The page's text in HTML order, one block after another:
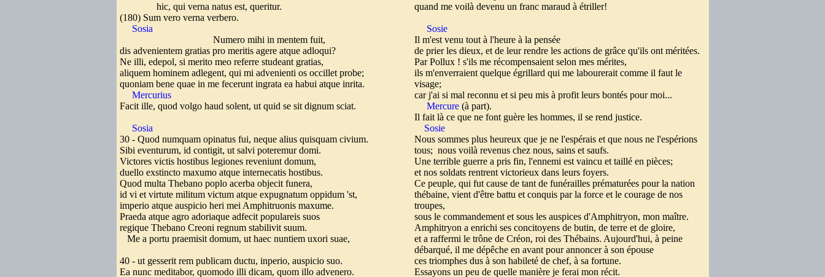
hic, qui verna natus est, queritur.
(180) Sum vero verna verbero.
Sosia
Numero mihi in mentem fuit,
dis advenientem gratias pro meritis agere atque adloqui?
Ne illi, edepol, si merito meo referre studeant gratias,
aliquem hominem adlegent, qui mi advenienti os occillet probe;
quoniam bene quae in me fecerunt ingrata ea habui atque inrita.
Mercurius
Facit ille, quod volgo haud solent, ut quid se sit dignum sciat.
quand me voilà devenu un franc maraud à étriller!
Sosie
Il m'est venu tout à l'heure à la pensée
de prier les dieux, et de leur rendre les actions de grâce qu'ils ont méritées.
Par Pollux ! s'ils me récompensaient selon mes mérites,
ils m'enverraient quelque égrillard qui me labourerait comme il faut le
visage;
car j'ai si mal reconnu et si peu mis à profit leurs bontés pour moi...
Mercure (à part).
Il fait là ce que ne font guère les hommes, il se rend justice.
Sosia
30 - Quod numquam opinatus fui, neque alius quisquam civium.
Sibi eventurum, id contigit, ut salvi poteremur domi.
Victores victis hostibus legiones reveniunt domum,
duello exstincto maxumo atque internecatis hostibus.
Quod multa Thebano poplo acerba objecit funera,
id vi et virtute militum victum atque expugnatum oppidum 'st,
imperio atque auspicio heri mei Amphitruonis maxume.
Praeda atque agro adoriaque adfecit populareis suos
regique Thebano Creoni regnum stabilivit suum.
Me a portu praemisit domum, ut haec nuntiem uxori suae,
Sosie
Nous sommes plus heureux que je ne l'espérais et que nous ne l'espérions
tous; nous voilà revenus chez nous, sains et saufs.
Une terrible guerre a pris fin, l'ennemi est vaincu et taillé en pièces;
et nos soldats rentrent victorieux dans leurs foyers.
Ce peuple, qui fut cause de tant de funérailles prématurées pour la nation
thébaine, vient d'être battu et conquis par la force et le courage de nos
troupes,
sous le commandement et sous les auspices d'Amphitryon, mon maître.
Amphitryon a enrichi ses concitoyens de butin, de terre et de gloire,
et a raffermi le trône de Créon, roi des Thébains. Aujourd'hui, à peine
débarqué, il me dépêche en avant pour annoncer à son épouse
40 - ut gesserit rem publicam ductu, inperio, auspicio suo.
Ea nunc meditabor, quomodo illi dicam, quom illo advenero.
ces triomphes dus à son habileté de chef, à sa fortune.
Essayons un peu de quelle manière je ferai mon récit.